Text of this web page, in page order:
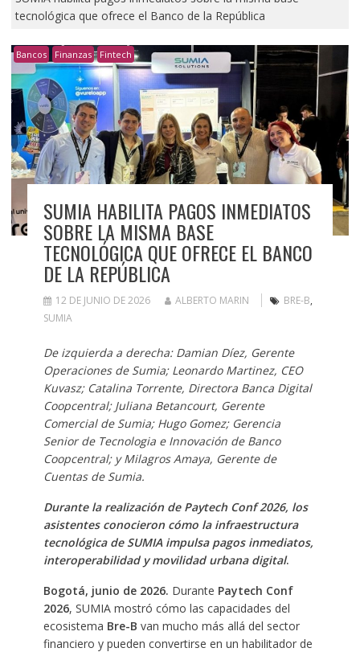
tecnológica que ofrece el Banco de la República
Bancos Finanzas Fintech
SUMIA HABILITA PAGOS INMEDIATOS
SOBRE LA MISMA BASE
TECNOLÓGICA QUE OFRECE EL BANCO
DE LA REPÚBLICA
12 DE JUNIO DE 2026 ALBERTO MARIN BRE-B,
SUMIA
De izquierda a derecha: Damian Díez, Gerente
Operaciones de Sumia; Leonardo Martinez, CEO
Kuvasz; Catalina Torrente, Directora Banca Digital
Coopcentral; Juliana Betancourt, Gerente
Comercial de Sumia; Hugo Gomez; Gerencia
Senior de Tecnologia e Innovación de Banco
Coopcentral; y Milagros Amaya, Gerente de
Cuentas de Sumia.
Durante la realización de Paytech Conf 2026, los
asistentes conocieron cómo la infraestructura
tecnológica de SUMIA impulsa pagos inmediatos,
interoperabilidad y movilidad urbana digital.
Bogotá, junio de 2026. Durante Paytech Conf
2026, SUMIA mostró cómo las capacidades del
ecosistema Bre-B van mucho más allá del sector
financiero y pueden convertirse en un habilitador de